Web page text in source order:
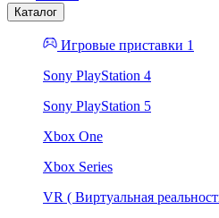
Каталог
Игровые приставки 1
Sony PlayStation 4
Sony PlayStation 5
Xbox One
Xbox Series
VR ( Виртуальная